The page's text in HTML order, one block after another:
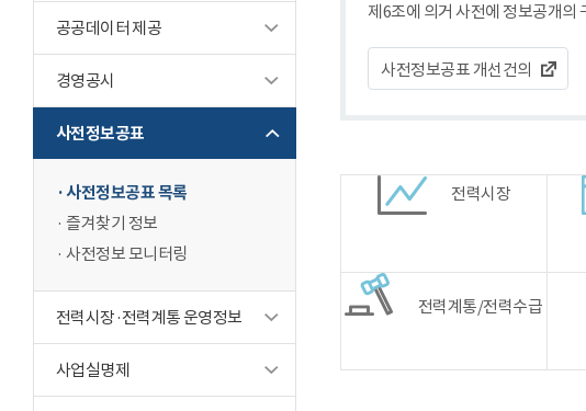
공공데이터 제공
경영공시
사전정보공표
사전정보공표 목록
즐겨찾기 정보
사전정보 모니터링
전력시장·전력계통 운영정보
사업실명제
제6조에 의거 사전에 정보공개의
사전정보공표 개선건의
전력시장
전력계통/전력수급